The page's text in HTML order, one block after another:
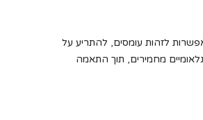
לזהות עומסים, להתריע על
מחמירים, תוך התאמה